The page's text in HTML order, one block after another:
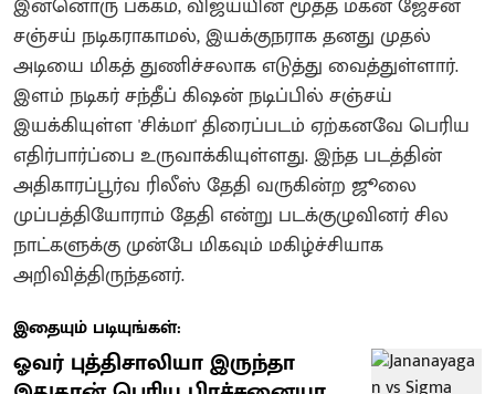
சஞ்சய் நடிகராகாமல், இயக்குநராக தனது முதல்
அடியை மிகத் துணிச்சலாக எடுத்து வைத்துள்ளார்.
இளம் நடிகர் சந்தீப் கிஷன் நடிப்பில் சஞ்சய்
இயக்கியுள்ள 'சிக்மா' திரைப்படம் ஏற்கனவே பெரிய
எதிர்பார்ப்பை உருவாக்கியுள்ளது. இந்த படத்தின்
அதிகாரப்பூர்வ ரிலீஸ் தேதி வருகின்ற ஜூலை
முப்பத்தியோராம் தேதி என்று படக்குழுவினர் சில
நாட்களுக்கு முன்பே மிகவும் மகிழ்ச்சியாக
அறிவித்திருந்தனர்.
இதையும் படியுங்கள்:
ஓவர் புத்திசாலியா இருந்தா